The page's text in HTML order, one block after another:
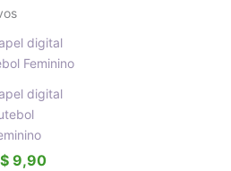
digital
9,90